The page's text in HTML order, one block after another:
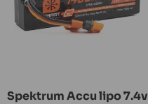
Spektrum Accu lipo 7.4v